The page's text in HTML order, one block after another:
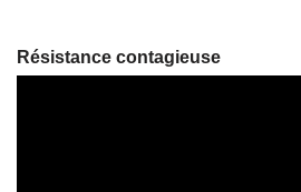
Résistance contagieuse